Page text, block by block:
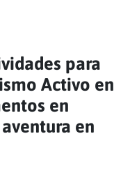
para
Activo en
en
en